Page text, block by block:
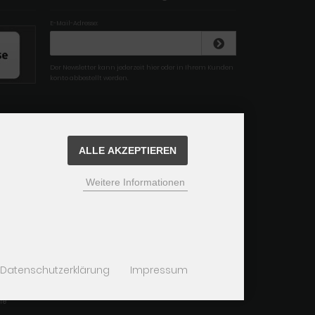
E-Mail-Adresse:
Der Newsletter kann jederzeit hier oder in Ihrem Kunden
konto abbestellt werden.
ALLE AKZEPTIEREN
Weitere Informationen
Datenschutzerklärung Impressum